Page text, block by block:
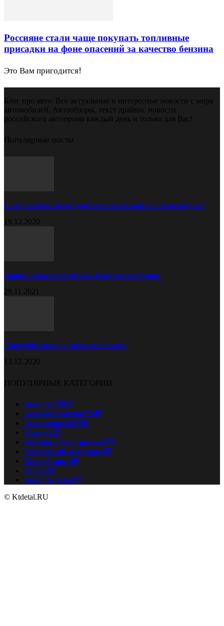
Россияне стали чаще покупать топливные
присадки на фоне опасений за качество бензина
Это Вам пригодится!
Блог про авто. Все актуальные и интересные новости с мира
автомобилей. Автообзоры, текст драйвы, новости
российского автопрома каждый день и только для Вас!
Популярные посты
В чём разница между диагностической картой и техосмотром?
19.12.2020
Прицеп самосвал КАМАЗ в Набережных Челнах
29.11.2021
Chevrolet обновил спорткар Camaro
13.12.2020
ПОПУЛЯРНЫЕ КАТЕГОРИИ
Новости5068
Автомастерская2343
Автоновости1081
Отдых127
Обзоры и тест драйвы78
Российский автопром52
Без рубрики48
Спорт37
Новости ПДД35
© Ktdetal.RU